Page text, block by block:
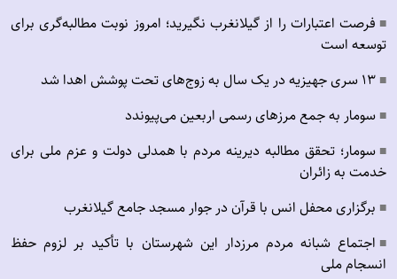
■ فرصت اعتبارات را از گیلانغرب نگیرید؛ امروز نوبت مطالبه‌گری برای
توسعه است
■ ۱۳ سری جهیزیه در یک سال به زوج‌های تحت پوشش اهدا شد
■ سومار به جمع مرزهای رسمی اربعین می‌پیوندد
■ سومار؛ تحقق مطالبه دیرینه مردم با همدلی دولت و عزم ملی برای
خدمت به زائران
■ برگزاری محفل انس با قرآن در جوار مسجد جامع گیلانغرب
■ اجتماع شبانه مردم مرزدار این شهرستان با تأکید بر لزوم حفظ
انسجام ملی